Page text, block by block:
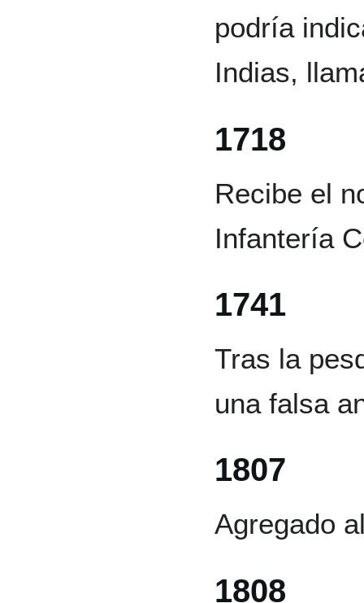
podría
Indias,
1718
Recibe el
Infantería
1741
Tras la
una falsa
1807
Agregado
1808